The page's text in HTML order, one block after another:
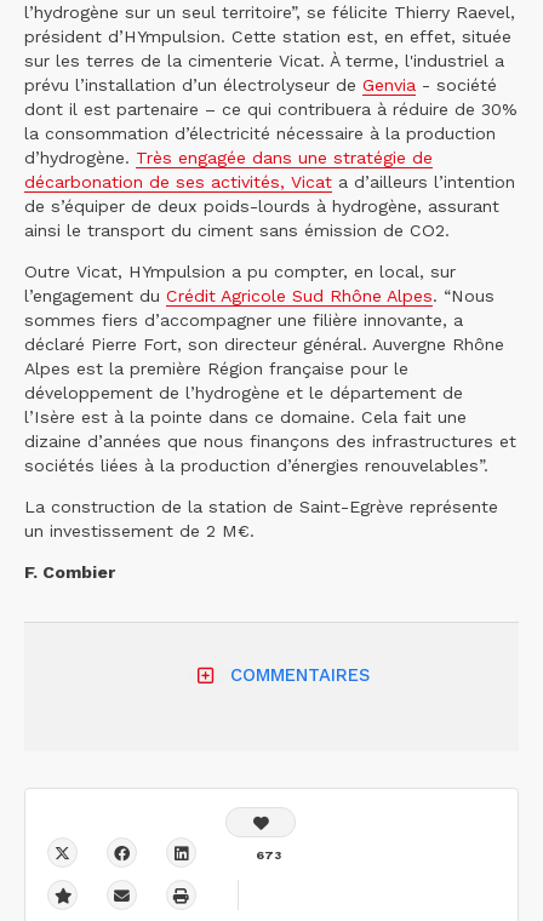
l’hydrogène sur un seul territoire”, se félicite Thierry Raevel,
président d’HYmpulsion. Cette station est, en effet, située
sur les terres de la cimenterie Vicat. À terme, l'industriel a
prévu l’installation d’un électrolyseur de Genvia - société
dont il est partenaire – ce qui contribuera à réduire de 30%
la consommation d’électricité nécessaire à la production
d’hydrogène. Très engagée dans une stratégie de
décarbonation de ses activités, Vicat a d’ailleurs l’intention
de s’équiper de deux poids-lourds à hydrogène, assurant
ainsi le transport du ciment sans émission de CO2.
Outre Vicat, HYmpulsion a pu compter, en local, sur
l’engagement du Crédit Agricole Sud Rhône Alpes. “Nous
sommes fiers d’accompagner une filière innovante, a
déclaré Pierre Fort, son directeur général. Auvergne Rhône
Alpes est la première Région française pour le
développement de l’hydrogène et le département de
l’Isère est à la pointe dans ce domaine. Cela fait une
dizaine d’années que nous finançons des infrastructures et
sociétés liées à la production d’énergies renouvelables”.
La construction de la station de Saint-Egrève représente
un investissement de 2 M€.
F. Combier
COMMENTAIRES
673